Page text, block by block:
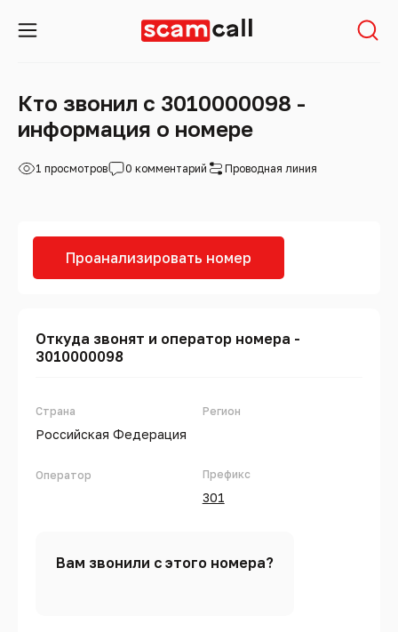
Кто звонил с 3010000098 -
информация о номере
1 просмотров 0 комментарий Проводная линия
Проанализировать номер
Откуда звонят и оператор номера -
3010000098
Страна
Российская Федерация
Оператор
Регион
Префикс
301
Вам звонили с этого номера?